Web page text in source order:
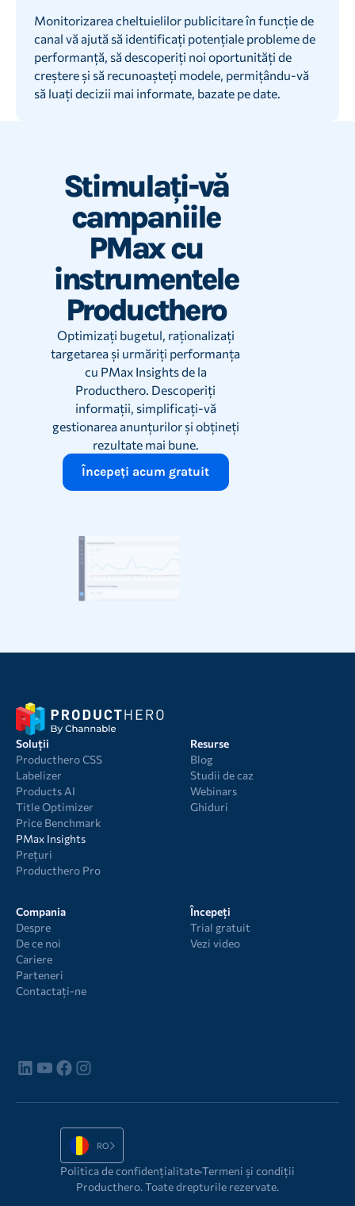
Monitorizarea cheltuielilor publicitare în funcție de
canal vă ajută să identificați potențiale probleme de
performanță, să descoperiți noi oportunități de
creștere și să recunoașteți modele, permițându-vă
să luați decizii mai informate, bazate pe date.
Stimulați-vă
campaniile
PMax cu
instrumentele
Producthero
Optimizați bugetul, raționalizați
targetarea și urmăriți performanța
cu PMax Insights de la
Producthero. Descoperiți
informații, simplificați-vă
gestionarea anunțurilor și obțineți
rezultate mai bune.
Începeți acum gratuit
Soluții
Producthero CSS
Labelizer
Products AI
Title Optimizer
Price Benchmark
PMax Insights
Prețuri
Producthero Pro
Resurse
Blog
Studii de caz
Webinars
Ghiduri
Compania
Despre
De ce noi
Cariere
Parteneri
Contactați-ne
Începeți
Trial gratuit
Vezi video
RO
Politica de confidențialitate Termeni și condiții
Producthero. Toate drepturile rezervate.